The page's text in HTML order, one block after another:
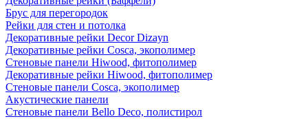
Брус для перегородок
Рейки для стен и потолка
Декоративные рейки Decor Dizayn
Декоративные рейки Cosca, экополимер
Стеновые панели Hiwood, фитополимер
Декоративные рейки Hiwood, фитополимер
Стеновые панели Cosca, экополимер
Акустические панели
Стеновые панели Bello Deco, полистирол